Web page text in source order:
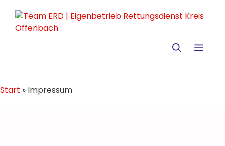
Inhalt
springen
Start » Impressum